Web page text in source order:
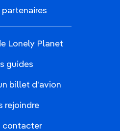
Lonely Planet
guides
billet d'avion
rejoindre
contacter